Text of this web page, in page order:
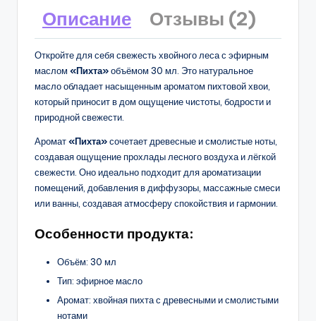
Описание Отзывы (2)
Откройте для себя свежесть хвойного леса с эфирным
маслом «Пихта»объёмом 30 мл. Это натуральное
масло обладает насыщенным ароматом пихтовой хвои,
который приносит в дом ощущение чистоты, бодрости и
природной свежести.
Аромат«Пихта»сочетает древесные и смолистые ноты,
создавая ощущение прохлады лесного воздуха и лёгкой
свежести. Оно идеально подходит для ароматизации
помещений, добавления в диффузоры, массажные смеси
или ванны, создавая атмосферу спокойствия и гармонии.
Особенности продукта:
Объём: 30 мл
Тип: эфирное масло
Аромат: хвойная пихта с древесными и смолистыми
нотами